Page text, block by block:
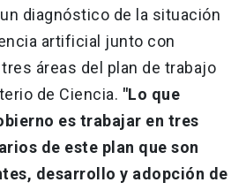
diagnóstico de la situación
artificial junto con
áreas del plan de trabajo
de Ciencia. "Lo que
es trabajar en tres
de este plan que son
desarrollo y adopción de